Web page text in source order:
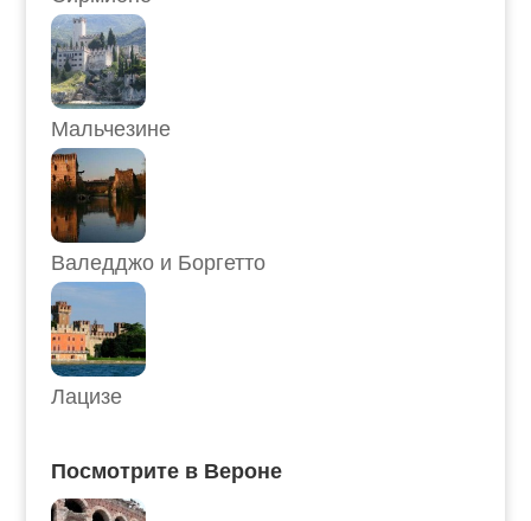
Мальчезине
Валедджо и Боргетто
Лацизе
Посмотрите в Вероне